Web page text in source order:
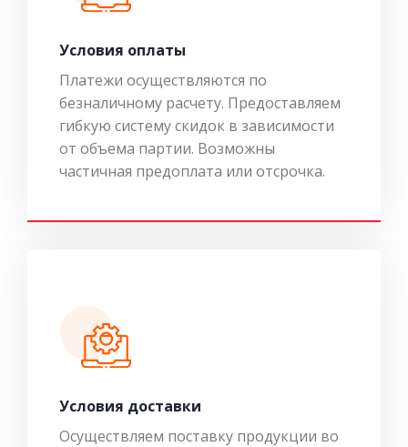
Условия оплаты
Платежи осуществляются по
безналичному расчету. Предоставляем
гибкую систему скидок в зависимости
от объема партии. Возможны
частичная предоплата или отсрочка.
Условия доставки
Осуществляем поставку продукции во